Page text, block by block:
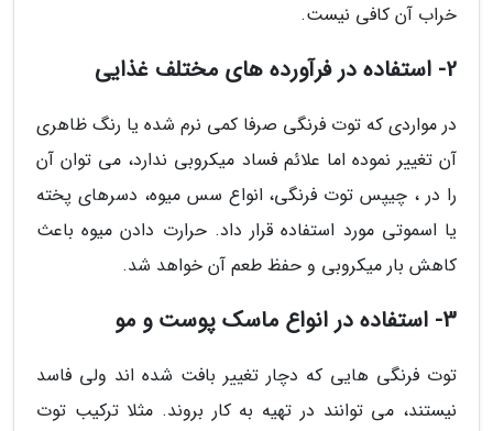
خراب آن کافی نیست.
2- استفاده در فرآورده های مختلف غذایی
در مواردی که توت فرنگی صرفا کمی نرم شده یا رنگ ظاهری
آن تغییر نموده اما علائم فساد میکروبی ندارد، می توان آن
را در ، چیپس توت فرنگی، انواع سس میوه، دسرهای پخته
یا اسموتی مورد استفاده قرار داد. حرارت دادن میوه باعث
کاهش بار میکروبی و حفظ طعم آن خواهد شد.
3- استفاده در انواع ماسک پوست و مو
توت فرنگی هایی که دچار تغییر بافت شده اند ولی فاسد
نیستند، می توانند در تهیه به کار بروند. مثلا ترکیب توت